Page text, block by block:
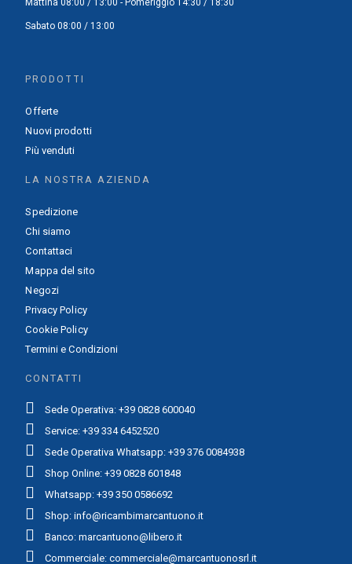
Mattina 08:00 / 13:00 - Pomeriggio 14:30 / 18:30
Sabato 08:00 / 13:00
PRODOTTI
Offerte
Nuovi prodotti
Più venduti
LA NOSTRA AZIENDA
Spedizione
Chi siamo
Contattaci
Mappa del sito
Negozi
Privacy Policy
Cookie Policy
Termini e Condizioni
CONTATTI
Sede Operativa: +39 0828 600040
Service: +39 334 6452520
Sede Operativa Whatsapp: +39 376 0084938
Shop Online: +39 0828 601848
Whatsapp: +39 350 0586692
Shop: info@ricambimarcantuono.it
Banco: marcantuono@libero.it
Commerciale: commerciale@marcantuonosrl.it